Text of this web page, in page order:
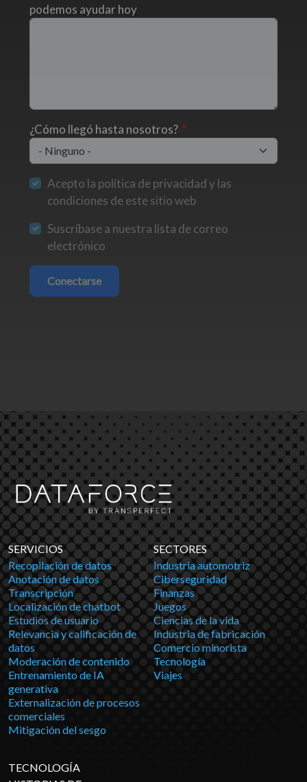
podemos ayudar hoy
¿Cómo llegó hasta nosotros?
Acepto la política de privacidad y las
condiciones de este sitio web
Suscríbase a nuestra lista de correo
electrónico
Conectarse
SERVICIOS
Recopilación de datos
Anotación de datos
Transcripción
Localización de chatbot
Estudios de usuario
Relevancia y calificación de
datos
Moderación de contenido
Entrenamiento de IA
generativa
Externalización de procesos
comerciales
Mitigación del sesgo
SECTORES
Industria automotriz
Ciberseguridad
Finanzas
Juegos
Ciencias de la vida
Industria de fabricación
Comercio minorista
Tecnología
Viajes
TECNOLOGÍA